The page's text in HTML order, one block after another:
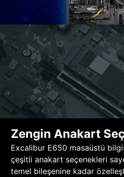
Zengin Anakart
Excalibur E650 masaüstü
çeşitli anakart seçenekleri
temel bileşenine kadar